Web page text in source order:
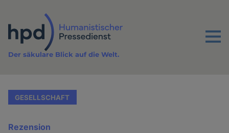
Inhalt
Menu
Der säkulare Blick auf die Welt.
GESELLSCHAFT
Rezension